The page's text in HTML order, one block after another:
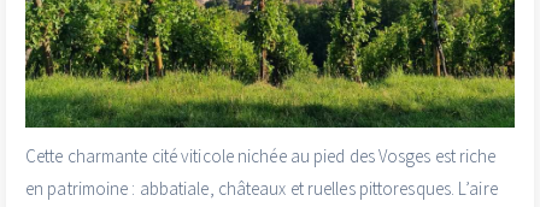
Cette charmante cité viticole nichée au pied des Vosges est riche
en patrimoine : abbatiale, châteaux et ruelles pittoresques. L’aire